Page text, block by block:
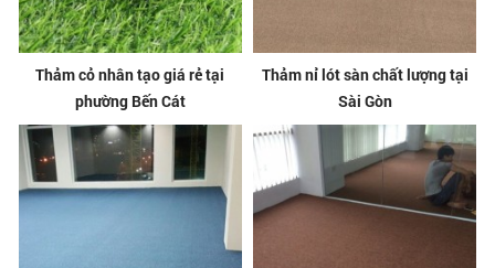
Thảm cỏ nhân tạo giá rẻ tại
phường Bến Cát
Thảm nỉ lót sàn chất lượng tại
Sài Gòn